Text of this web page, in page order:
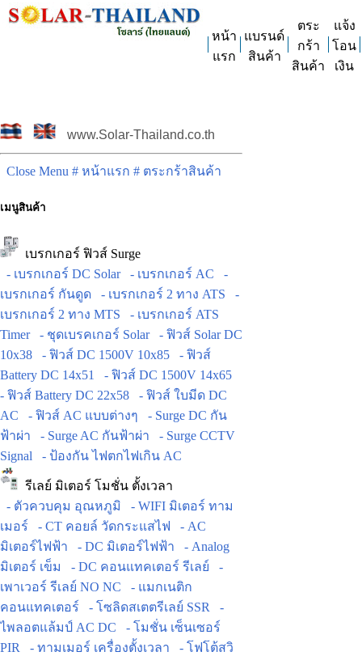
หน้า
แรก
แบรนด์
สินค้า
ตระ
กร้า
สินค้า
แจ้ง
โอน
เงิน
www.Solar-Thailand.co.th
Close Menu # หน้าแรก # ตระกร้าสินค้า
เมนูสินค้า
เบรกเกอร์ ฟิวส์ Surge
- เบรกเกอร์ DC Solar
- เบรกเกอร์ AC
-
เบรกเกอร์ กันดูด
- เบรกเกอร์ 2 ทาง ATS
-
เบรกเกอร์ 2 ทาง MTS
- เบรกเกอร์ ATS
Timer
- ชุดเบรคเกอร์ Solar
- ฟิวส์ Solar DC
10x38
- ฟิวส์ DC 1500V 10x85
- ฟิวส์
Battery DC 14x51
- ฟิวส์ DC 1500V 14x65
- ฟิวส์ Battery DC 22x58
- ฟิวส์ ใบมีด DC
AC
- ฟิวส์ AC แบบต่างๆ
- Surge DC กัน
ฟ้าผ่า
- Surge AC กันฟ้าผ่า
- Surge CCTV
Signal
- ป้องกัน ไฟตกไฟเกิน AC
รีเลย์ มิเตอร์ โมชั่น ตั้งเวลา
- ตัวควบคุม อุณหภูมิ
- WIFI มิเตอร์ ทาม
เมอร์
- CT คอยล์ วัดกระแสไฟ
- AC
มิเตอร์ไฟฟ้า
- DC มิเตอร์ไฟฟ้า
- Analog
มิเตอร์ เข็ม
- DC คอนแทคเตอร์ รีเลย์
-
เพาเวอร์ รีเลย์ NO NC
- แมกเนติก
คอนแทคเตอร์
- โซลิดสเตตรีเลย์ SSR
-
ไพลอตแล้มป์ AC DC
- โมชั่น เซ็นเซอร์
PIR
- ทามเมอร์ เครื่องตั้งเวลา
- โฟโต้สวิ